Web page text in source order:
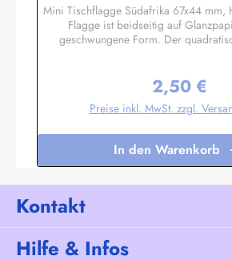
Mini Tischflagge Südafrika 67x44 mm,
Flagge ist beidseitig auf
geschwungene Form. Der
wird. Auf den 4 schrägen Flächen
kleine Schildchen anbringen. Somit
Tischflagge auch hervorragend als
lieferbar. Unser Standardprogramm
deutsche und österreichische
Sondermotive wie
etc.Sonderanfertigungen nach Ihren
in Kleinstauflagen ab 20 Stück pro
Regulärer
2,50 €
Preise inkl. MwSt. zzgl.
In den Warenkorb
Kontakt
Hilfe & Infos